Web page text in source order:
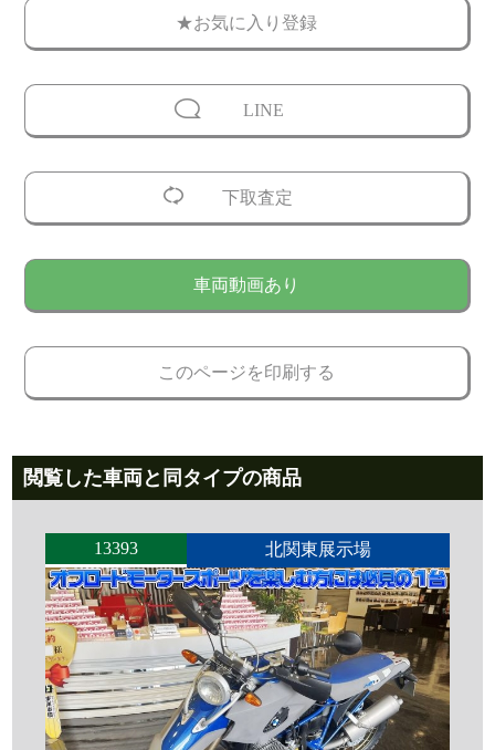
★お気に入り登録
LINE
下取査定
車両動画あり
このページを印刷する
閲覧した車両と同タイプの商品
13393 北関東展示場